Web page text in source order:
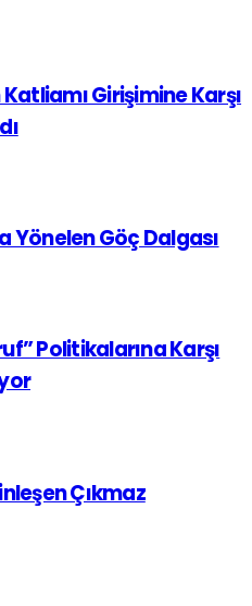
Girişimine Karşı
Yönelen Göç Dalgası
Politikalarına Karşı
Çıkmaz